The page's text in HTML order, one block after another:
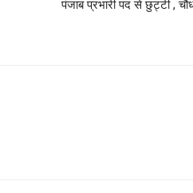
पंजाब प्रभारी पद से छुट्टी ,